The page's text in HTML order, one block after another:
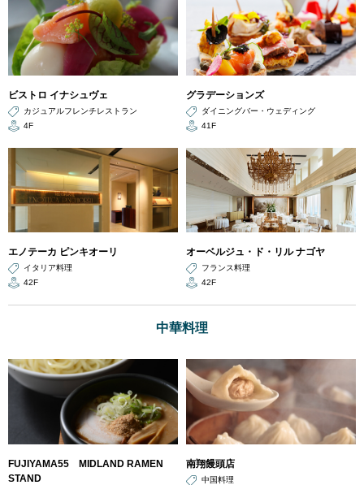
ビストロ イナシュヴェ
カジュアルフレンチレストラン
4F
グラデーションズ
ダイニングバー・ウェディング
41F
エノテーカ ピンキオーリ
イタリア料理
42F
オーベルジュ・ド・リル ナゴヤ
フランス料理
42F
中華料理
FUJIYAMA55 MIDLAND RAMEN
STAND
南翔饅頭店
中国料理